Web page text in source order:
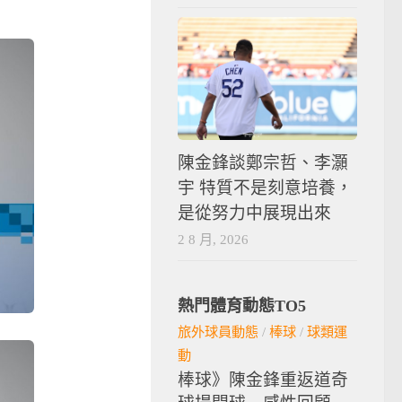
陳金鋒談鄭宗哲、李灝
宇 特質不是刻意培養，
是從努力中展現出來
2 8 月, 2026
熱門體育動態TO5
旅外球員動態 / 棒球 / 球類運
動
棒球》陳金鋒重返道奇